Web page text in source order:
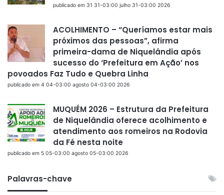
publicado em 31 31-03:00 julho 31-03:00 2026
ACOLHIMENTO – “Queríamos estar mais
próximos das pessoas”, afirma
primeira-dama de Niquelândia após
sucesso do ‘Prefeitura em Ação’ nos
povoados Faz Tudo e Quebra Linha
publicado em 4 04-03:00 agosto 04-03:00 2026
MUQUÉM 2026 – Estrutura da Prefeitura
de Niquelândia oferece acolhimento e
atendimento aos romeiros na Rodovia
da Fé nesta noite
publicado em 5 05-03:00 agosto 05-03:00 2026
Palavras-chave